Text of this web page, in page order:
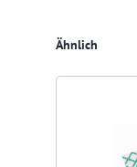
Ähnlich